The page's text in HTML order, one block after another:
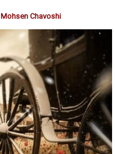
Mohsen Chavoshi